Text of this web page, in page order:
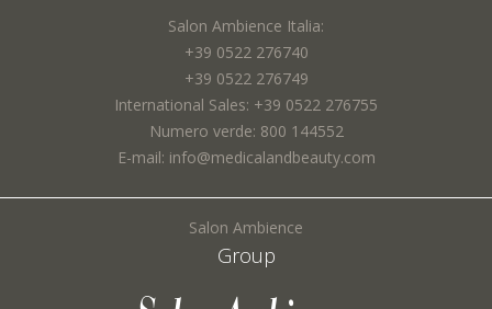
Salon Ambience Italia:
+39 0522 276740
+39 0522 276749
International Sales: +39 0522 276755
Numero verde: 800 144552
E-mail: info@medicalandbeauty.com
Salon Ambience
Group